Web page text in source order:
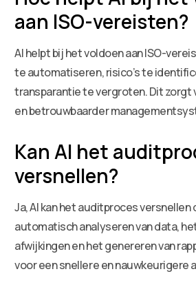
aan ISO-vereisten?
AI helpt bij het voldoen aan ISO-
te automatiseren, risico’s te
transparantie te vergroten. Dit zorgt
en betrouwbaarder
Kan AI het
versnellen?
Ja, AI kan het auditproces versnellen
automatisch analyseren van data,
afwijkingen en het genereren van
voor een snellere en nauwkeurigere